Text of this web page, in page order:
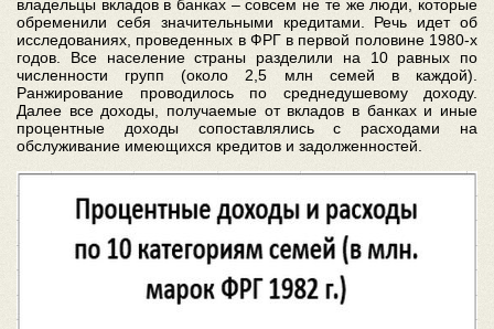
владельцы вкладов в банках – совсем не те же люди, которые
обременили себя значительными кредитами. Речь идет об
исследованиях, проведенных в ФРГ в первой половине 1980-х
годов. Все население страны разделили на 10 равных по
численности групп (около 2,5 млн семей в каждой).
Ранжирование проводилось по среднедушевому доходу.
Далее все доходы, получаемые от вкладов в банках и иные
процентные доходы сопоставлялись с расходами на
обслуживание имеющихся кредитов и задолженностей.